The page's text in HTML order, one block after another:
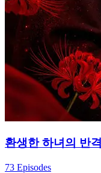
환생한 하녀의 반격
73 Episodes